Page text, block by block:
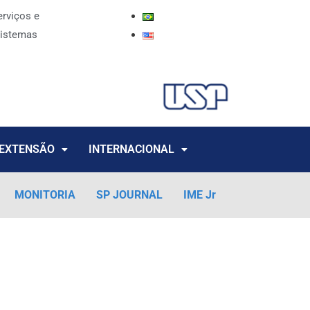
e
INTERNACIONAL
MONITORIA SP JOURNAL IME Jr